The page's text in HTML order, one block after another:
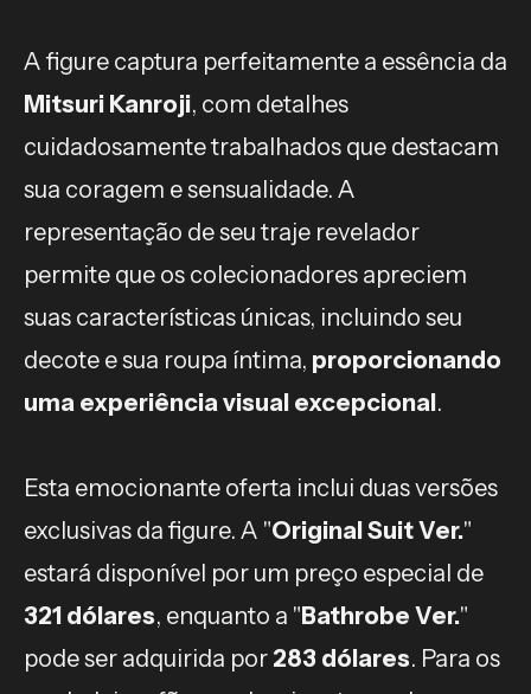
A figure captura perfeitamente a essência da
Mitsuri Kanroji, com detalhes
cuidadosamente trabalhados que destacam
sua coragem e sensualidade. A
representação de seu traje revelador
permite que os colecionadores apreciem
suas características únicas, incluindo seu
decote e sua roupa íntima, proporcionando
uma experiência visual excepcional.
Esta emocionante oferta inclui duas versões
exclusivas da figure. A "Original Suit Ver."
estará disponível por um preço especial de
321 dólares, enquanto a "Bathrobe Ver."
pode ser adquirida por 283 dólares. Para os